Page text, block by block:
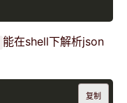
能在shell下解析json
复制